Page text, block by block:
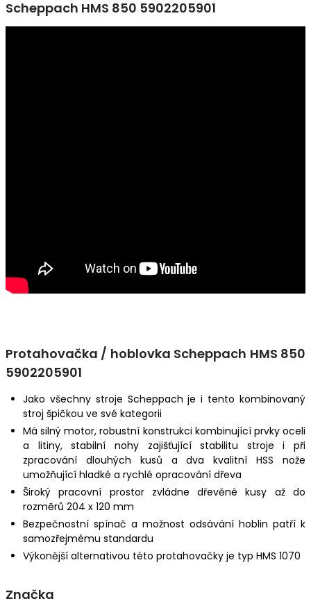
Scheppach HMS 850 5902205901
Protahovačka / hoblovka Scheppach HMS 850
5902205901
Jako všechny stroje Scheppach je i tento kombinovaný
stroj špičkou ve své kategorii
Má silný motor, robustní konstrukci kombinující prvky oceli
a litiny, stabilní nohy zajišťující stabilitu stroje i při
zpracování dlouhých kusů a dva kvalitní HSS nože
umožňující hladké a rychlé opracování dřeva
Široký pracovní prostor zvládne dřevěné kusy až do
rozměrů 204 x 120 mm
Bezpečnostní spínač a možnost odsávání hoblin patří k
samozřejmému standardu
Výkonější alternativou této protahovačky je typ HMS 1070
Značka